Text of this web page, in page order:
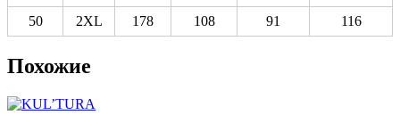
50
2XL 178 108 91 116
Похожие